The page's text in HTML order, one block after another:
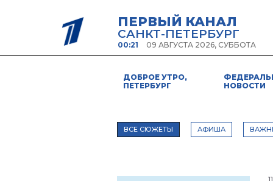
ПЕРВЫЙ КАНАЛ
САНКТ-ПЕТЕРБУРГ
00:21 09 АВГУСТА 2026, СУББОТА
ДОБРОЕ УТРО,
ПЕТЕРБУРГ
НОВОСТИ
ВСЕ СЮЖЕТЫ АФИША